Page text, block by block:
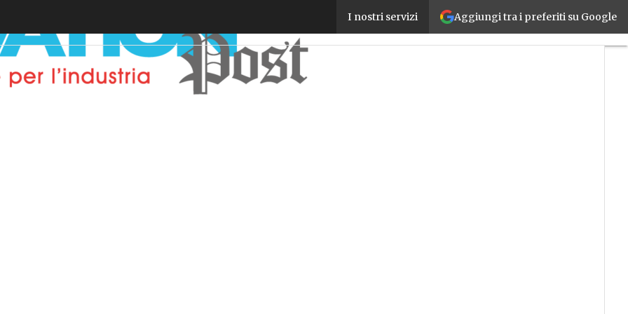
Aggiungi tra i preferiti su Google
I nostri servizi
Lapp, innovazione e sostenibilità nella factory